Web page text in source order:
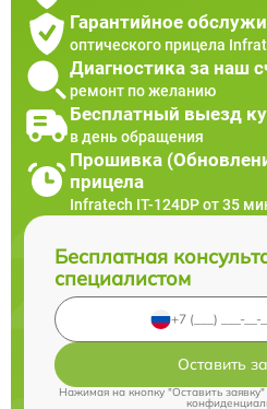
Гарантийное
оптического прицела
Диагностика за наш
ремонт по желанию
Бесплатный выезд
в день обращения
Прошивка
прицела
Infratech IT-124DP от 35
Бесплатная
специалистом
Оставить
Нажимая на кнопку "Оставить